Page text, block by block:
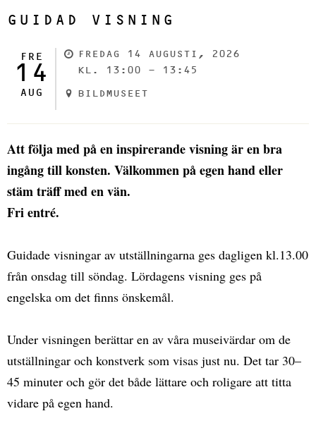
GUIDAD VISNING
FRE
14
AUG
FREDAG 14 AUGUSTI, 2026
KL. 13:00 - 13:45
BILDMUSEET
Att följa med på en inspirerande visning är en bra
ingång till konsten. Välkommen på egen hand eller
stäm träff med en vän.
Fri entré.
Guidade visningar av utställningarna ges dagligen kl.13.00
från onsdag till söndag. Lördagens visning ges på
engelska om det finns önskemål.
Under visningen berättar en av våra museivärdar om de
utställningar och konstverk som visas just nu. Det tar 30–
45 minuter och gör det både lättare och roligare att titta
vidare på egen hand.